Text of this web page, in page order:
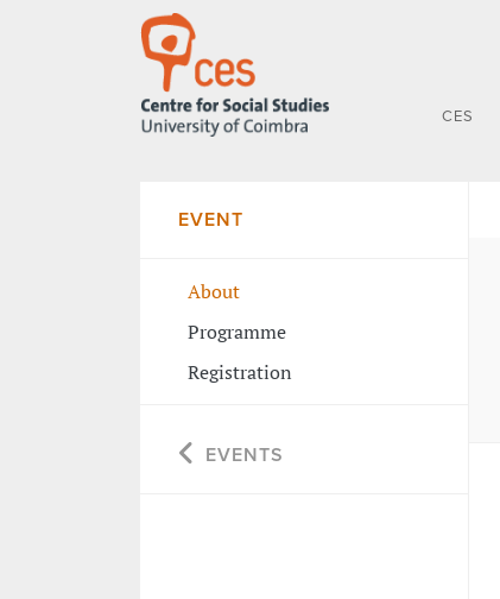
CES
EVENT
About
Programme
Registration
EVENTS